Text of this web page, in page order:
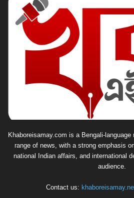
Khaboreisamay.com is a Bengali-
range of news, with a strong emphasis
national Indian affairs, and international
audience.
Contact us: